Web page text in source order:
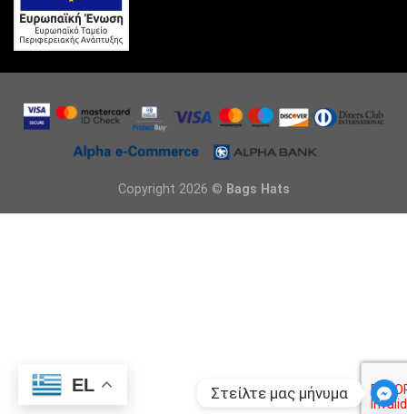
Copyright 2026 © Bags Hats
EL Στείλτε μας μήνυμα